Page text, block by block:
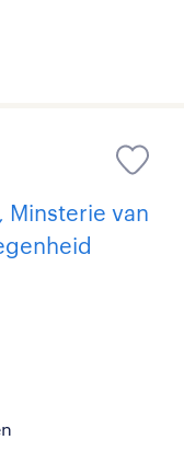
Minsterie van